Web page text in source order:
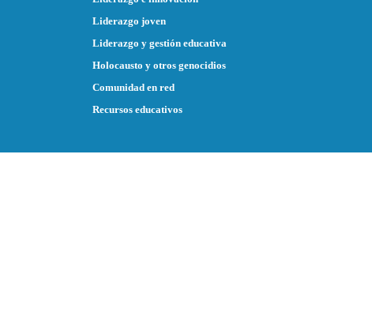
Liderazgo joven
Liderazgo y gestión educativa
Holocausto y otros genocidios
Comunidad en red
Recursos educativos